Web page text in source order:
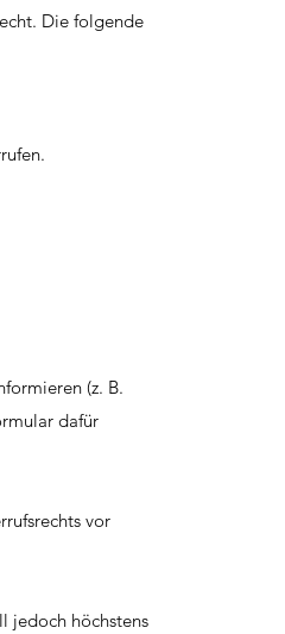
Die folgende
(z. B.
dafür
vor
jedoch höchstens